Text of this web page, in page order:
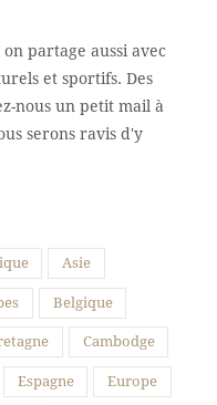
partage aussi avec
et sportifs. Des
nous un petit mail à
serons ravis d'y
Asie
Belgique
Cambodge
Espagne Europe